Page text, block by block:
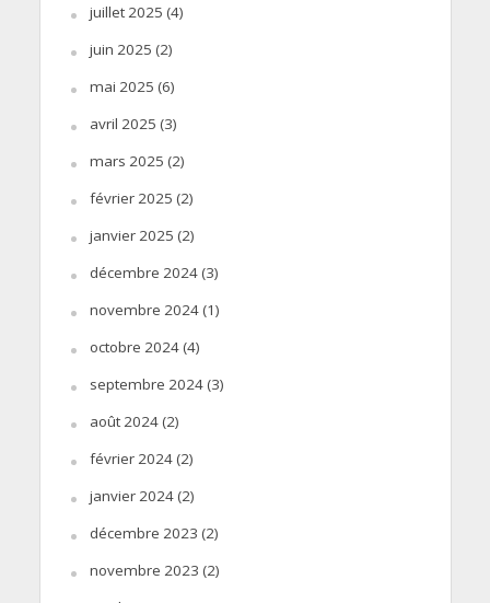
juillet 2025 (4)
juin 2025 (2)
mai 2025 (6)
avril 2025 (3)
mars 2025 (2)
février 2025 (2)
janvier 2025 (2)
décembre 2024(3)
novembre 2024(1)
octobre 2024(4)
septembre 2024(3)
août 2024(2)
février 2024(2)
janvier 2024(2)
décembre 2023 (2)
novembre 2023 (2)